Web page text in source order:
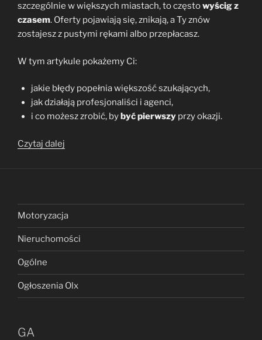
szczególnie w większych miastach, to częstowyścig z
czasem. Oferty pojawiają się, znikają, a Ty znów
zostajesz z pustymi rękami albo przepłacasz.
W tym artykule pokażemy Ci:
jakie błędy popełnia większość szukających,
jak działają profesjonaliści i agenci,
i co możesz zrobić, by być pierwszyprzy okazji.
Czytaj dalej
zanim
zrobi
to
Motoryzacja
Nieruchomości
Ogólne
Ogłoszenia Olx
GA